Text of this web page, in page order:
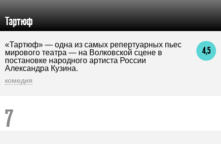
Тартюф
4,5
«Тартюф» — одна из самых репертуарных пьес
мирового театра — на Волковской сцене в
постановке народного артиста России
Александра Кузина.
комедия